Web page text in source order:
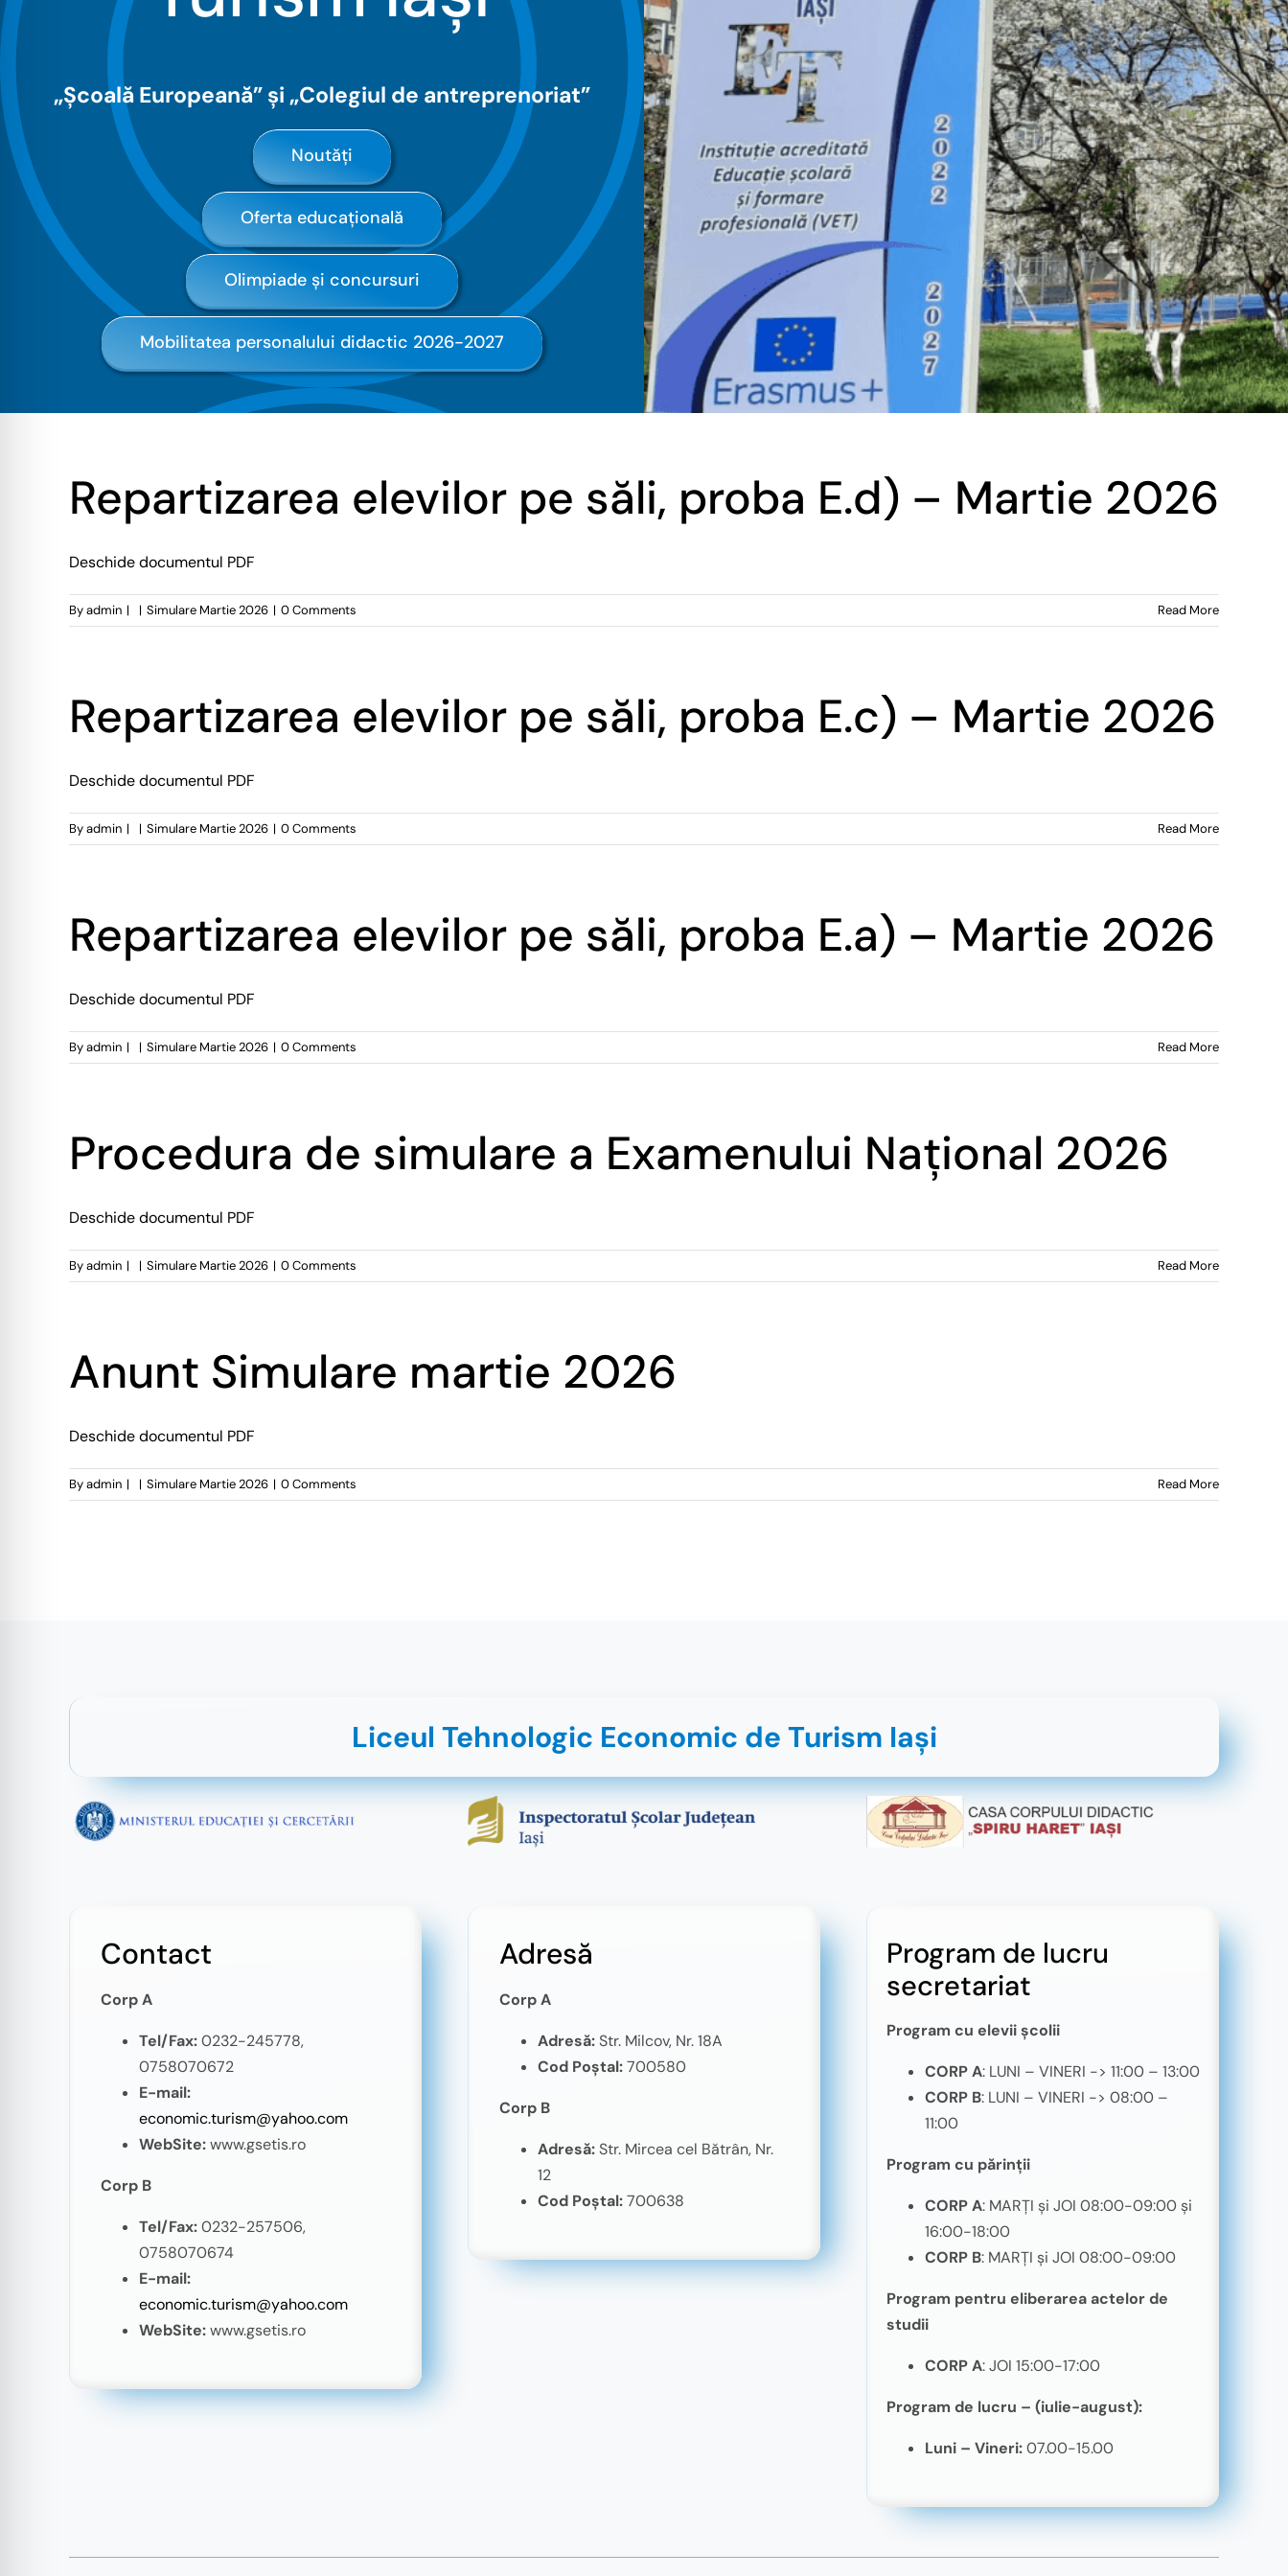
„Școală Europeană” și „Colegiul de antreprenoriat”
Noutăți
Oferta educațională
Olimpiade și concursuri
Mobilitatea personalului didactic 2026-2027
Repartizarea elevilor pe săli, proba E.d) – Martie 2026
Deschide documentul PDF
Byadmin | | Simulare Martie 2026 | 0 Comments Read More
Repartizarea elevilor pe săli, proba E.c) – Martie 2026
Deschide documentul PDF
Byadmin | | Simulare Martie 2026 | 0 Comments Read More
Repartizarea elevilor pe săli, proba E.a) – Martie 2026
Deschide documentul PDF
Byadmin | | Simulare Martie 2026 | 0 Comments Read More
Procedura de simulare a Examenului Național 2026
Deschide documentul PDF
Byadmin | | Simulare Martie 2026 | 0 Comments Read More
Anunt Simulare martie 2026
Deschide documentul PDF
Byadmin | | Simulare Martie 2026 | 0 Comments Read More
Liceul Tehnologic Economic de Turism Iaşi
Contact
Corp A
Tel/Fax:0232-245778,
0758070672
E-mail:
economic.turism@yahoo.com
WebSite:www.gsetis.ro
Corp B
Tel/Fax:0232-257506,
0758070674
E-mail:
economic.turism@yahoo.com
WebSite:www.gsetis.ro
Adresă
Corp A
Adresă:Str. Milcov, Nr. 18A
Cod Poștal:700580
Corp B
Adresă:Str. Mircea cel Bătrân, Nr.
12
Cod Poștal:700638
Program de lucru
secretariat
Program cu elevii școlii
CORP A: LUNI – VINERI -> 11:00 – 13:00
CORP B: LUNI – VINERI -> 08:00 –
11:00
Program cu părinții
CORP A: MARȚI și JOI 08:00-09:00 și
16:00-18:00
CORP B: MARȚI și JOI 08:00-09:00
Program pentru eliberarea actelor de
studii
CORP A: JOI 15:00-17:00
Program de lucru – (iulie-august):
Luni – Vineri:07.00-15.00